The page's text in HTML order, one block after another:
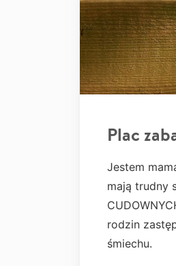
Plac
Jestem
mają trudny
rodzin
śmiechu.